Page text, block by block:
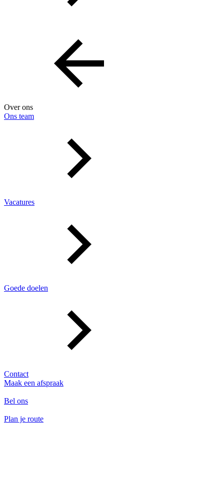
Over ons
Ons team
Vacatures
Goede doelen
Contact
Maak een afspraak
Bel ons
Plan je route